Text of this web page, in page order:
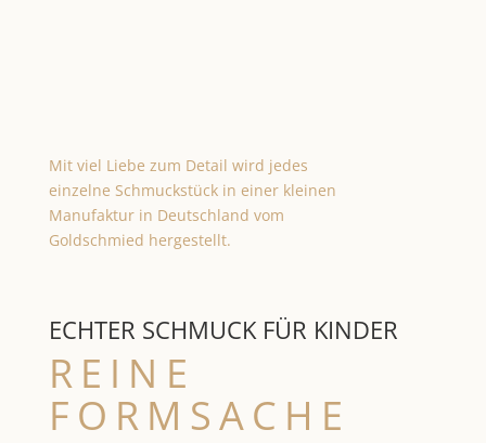
Mit viel Liebe zum Detail wird jedes
einzelne Schmuckstück in einer kleinen
Manufaktur in Deutschland vom
Goldschmied hergestellt.
ECHTER SCHMUCK FÜR KINDER
REINE
FORMSACHE